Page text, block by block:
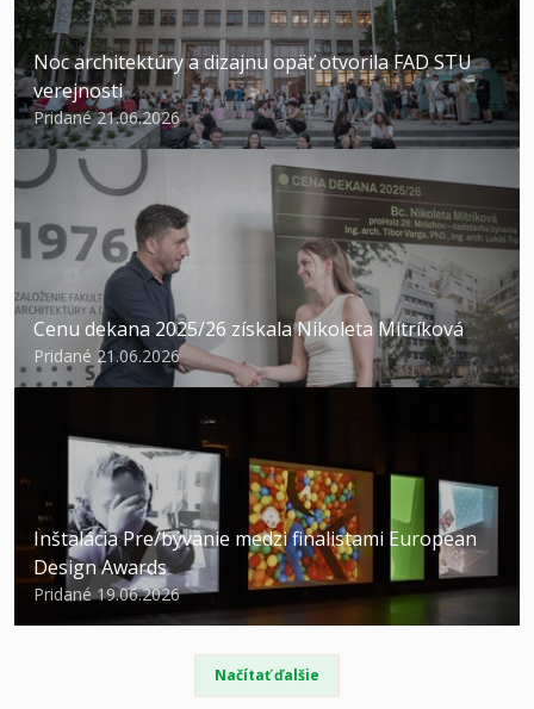
Noc architektúry a dizajnu opäť otvorila FAD STU
verejnosti
Pridané 21.06.2026
Cenu dekana 2025/26 získala Nikoleta Mitríková
Pridané 21.06.2026
Inštalácia Pre/bývanie medzi finalistami European
Design Awards
Pridané 19.06.2026
Načítať ďalšie